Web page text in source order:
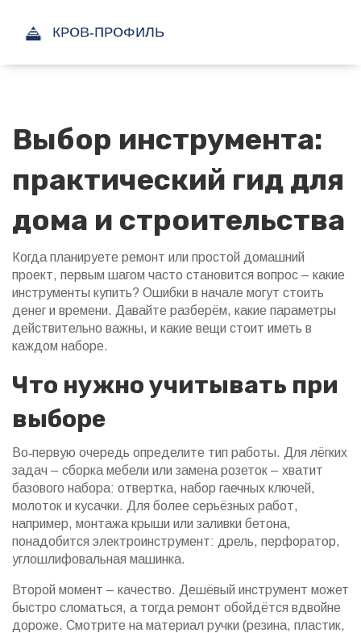
Выбор инструмента:
практический гид для
дома и строительства
Когда планируете ремонт или простой домашний
проект, первым шагом часто становится вопрос – какие
инструменты купить? Ошибки в начале могут стоить
денег и времени. Давайте разберём, какие параметры
действительно важны, и какие вещи стоит иметь в
каждом наборе.
Что нужно учитывать при
выборе
Во‑первую очередь определите тип работы. Для лёгких
задач – сборка мебели или замена розеток – хватит
базового набора: отвертка, набор гаечных ключей,
молоток и кусачки. Для более серьёзных работ,
например, монтажа крыши или заливки бетона,
понадобится электроинструмент: дрель, перфоратор,
углошлифовальная машинка.
Второй момент – качество. Дешёвый инструмент может
быстро сломаться, а тогда ремонт обойдётся вдвойне
дороже. Смотрите на материал ручки (резина, пластик,